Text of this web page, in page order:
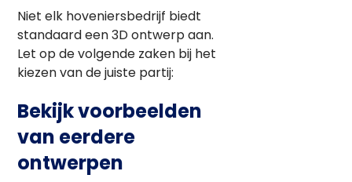
Niet elk hoveniersbedrijf biedt
standaard een 3D ontwerp aan.
Let op de volgende zaken bij het
kiezen van de juiste partij:
Bekijk voorbeelden
van eerdere
ontwerpen